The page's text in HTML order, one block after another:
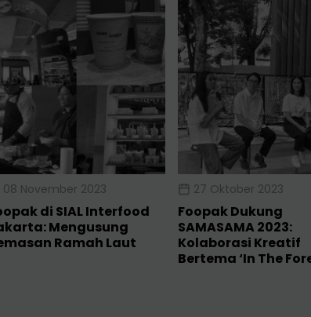
08 November 2023
di SIAL Interfood
Mengusung
Ramah Laut
27 Oktober 2023
Foopak Dukung
SAMASAMA 2023:
Kolaborasi Kreatif
Bertema ‘In The